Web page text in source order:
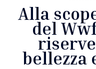
Alla
del
bellezza